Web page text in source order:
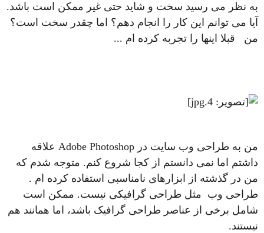
به نظر می رسید سخت و شاید حتی غیر ممکن است باشد.
آیا می توانم این کار را انجام دهم؟ اما چقدر سخت است؟
من قبلا اینها را تجربه کرده ام ...
من به طراحی وب سایت در Adobe Photoshop علاقه
داشتم اما نمی دانستم از کجا شروع کنم. متوجه شدم که
من در گذشته از ابزارهای نامناسبی استفاده کرده ام .
طراحی وب مثل طراحی گرافیکی نیست. ممکن است
شامل برخی از عناصر طراحی گرافیک باشد، اما همانند هم
نیستند.